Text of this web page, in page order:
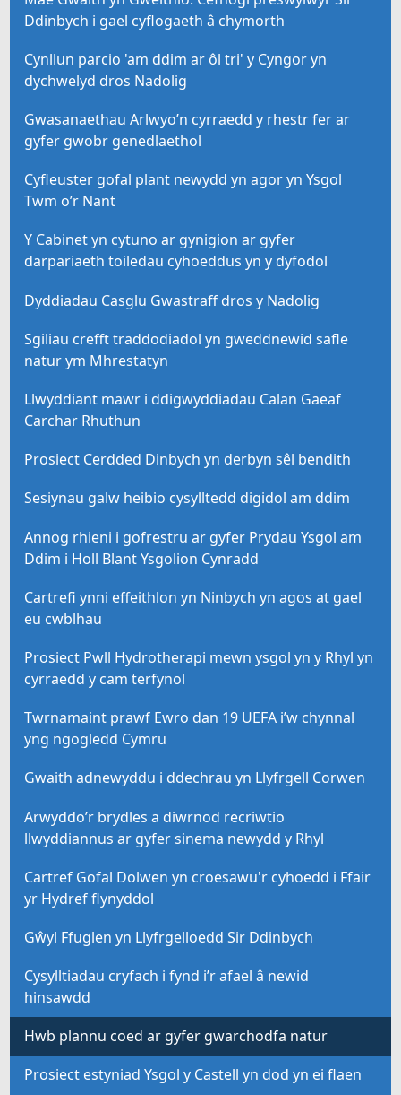
Ddinbych i gael cyflogaeth â chymorth
Cynllun parcio 'am ddim ar ôl tri' y Cyngor yn
dychwelyd dros Nadolig
Gwasanaethau Arlwyo’n cyrraedd y rhestr fer ar
gyfer gwobr genedlaethol
Cyfleuster gofal plant newydd yn agor yn Ysgol
Twm o’r Nant
Y Cabinet yn cytuno ar gynigion ar gyfer
darpariaeth toiledau cyhoeddus yn y dyfodol
Dyddiadau Casglu Gwastraff dros y Nadolig
Sgiliau crefft traddodiadol yn gweddnewid safle
natur ym Mhrestatyn
Llwyddiant mawr i ddigwyddiadau Calan Gaeaf
Carchar Rhuthun
Prosiect Cerdded Dinbych yn derbyn sêl bendith
Sesiynau galw heibio cysylltedd digidol am ddim
Annog rhieni i gofrestru ar gyfer Prydau Ysgol am
Ddim i Holl Blant Ysgolion Cynradd
Cartrefi ynni effeithlon yn Ninbych yn agos at gael
eu cwblhau
Prosiect Pwll Hydrotherapi mewn ysgol yn y Rhyl yn
cyrraedd y cam terfynol
Twrnamaint prawf Ewro dan 19 UEFA i’w chynnal
yng ngogledd Cymru
Gwaith adnewyddu i ddechrau yn Llyfrgell Corwen
Arwyddo’r brydles a diwrnod recriwtio
llwyddiannus ar gyfer sinema newydd y Rhyl
Cartref Gofal Dolwen yn croesawu'r cyhoedd i Ffair
yr Hydref flynyddol
Gŵyl Ffuglen yn Llyfrgelloedd Sir Ddinbych
Cysylltiadau cryfach i fynd i’r afael â newid
hinsawdd
Hwb plannu coed ar gyfer gwarchodfa natur
Prosiect estyniad Ysgol y Castell yn dod yn ei flaen